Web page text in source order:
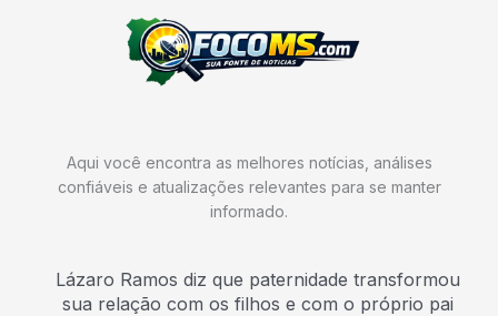
Aqui você encontra as melhores notícias, análises
confiáveis e atualizações relevantes para se manter
informado.
Lázaro Ramos diz que paternidade transformou
sua relação com os filhos e com o próprio pai